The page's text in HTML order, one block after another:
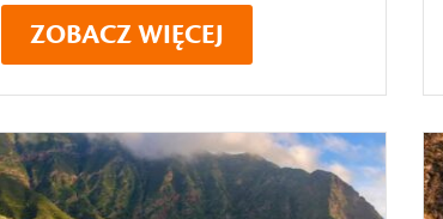
ZOBACZ WIĘCEJ